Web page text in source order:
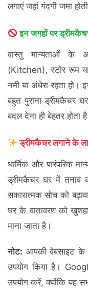
लगाएं जहां गंदगी जमा
इन जगहों पर
वास्तु मान्यताओं के
(Kitchen), स्टोर रूम
नमी या अंधेरा रहता
बहुत पुराना ड्रीमकैचर
बदल देना ही बेहतर होता
ड्रीमकैचर लगाने के
धार्मिक और पारंपरिक
ड्रीमकैचर घर में तनाव
सकारात्मक सोच को
घर के वातावरण को
माना जाता है।
नोट: आपकी वेबसाइट के
उपयोग किया है।
उपयोग करें, क्योंकि यह